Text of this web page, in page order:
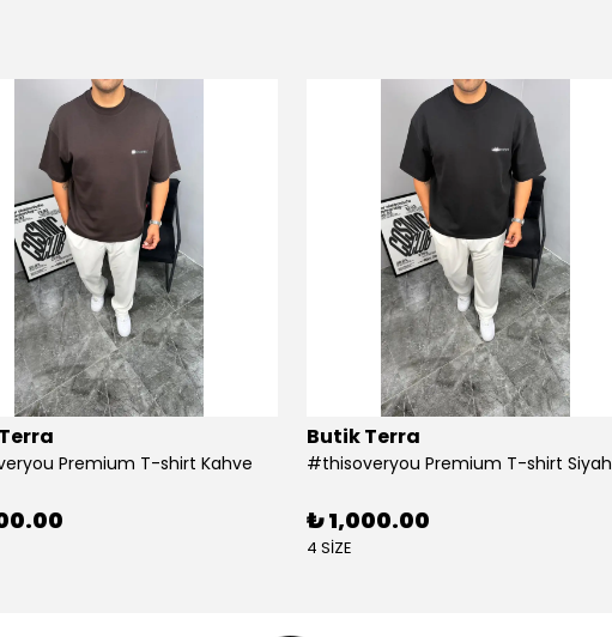
Premium T-shirt Kahve
Butik Terra
#thisoveryou Premium T-shirt Siyah
₺ 1,000.00
4 SİZE